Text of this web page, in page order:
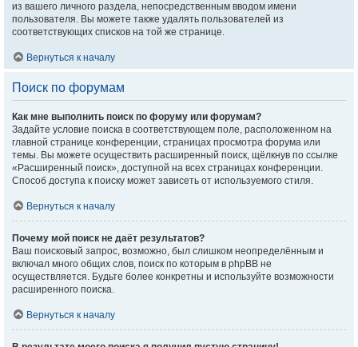
из вашего личного раздела, непосредственным вводом имени
пользователя. Вы можете также удалять пользователей из
соответствующих списков на той же странице.
Вернуться к началу
Поиск по форумам
Как мне выполнить поиск по форуму или форумам?
Задайте условие поиска в соответствующем поле, расположенном на
главной странице конференции, страницах просмотра форума или
темы. Вы можете осуществить расширенный поиск, щёлкнув по ссылке
«Расширенный поиск», доступной на всех страницах конференции.
Способ доступа к поиску может зависеть от используемого стиля.
Вернуться к началу
Почему мой поиск не даёт результатов?
Ваш поисковый запрос, возможно, был слишком неопределённым и
включал много общих слов, поиск по которым в phpBB не
осуществляется. Будьте более конкретны и используйте возможности
расширенного поиска.
Вернуться к началу